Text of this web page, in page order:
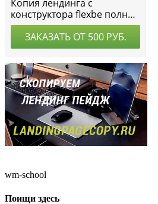
wm-school
Поищи здесь